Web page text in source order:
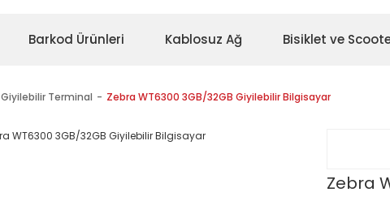
Barkod Ürünleri Kablosuz Ağ Bisiklet ve
Giyilebilir Terminal Zebra WT6300 3GB/32GB Giyilebilir Bilgisayar
Zebra